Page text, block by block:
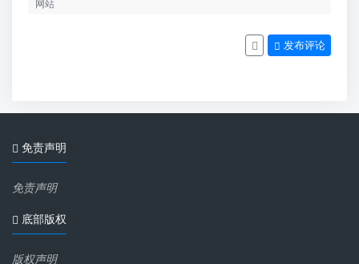
发布评论
免责声明
免责声明
底部版权
版权声明